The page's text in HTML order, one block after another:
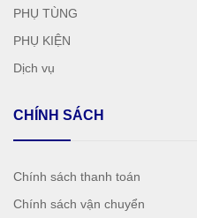
PHỤ TÙNG
PHỤ KIỆN
Dịch vụ
CHÍNH SÁCH
Chính sách thanh toán
Chính sách vận chuyển